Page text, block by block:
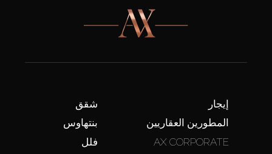
شقق
بنتهاوس
فلل
إيجار
المطورين العقاريين
AX CORPORATE